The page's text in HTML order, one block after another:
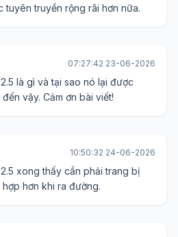
tuyên truyền rộng rãi hơn nữa.
07:27:42 23-06-2026
là gì và tại sao nó lại được
vậy. Cảm ơn bài viết!
10:50:32 24-06-2026
xong thấy cần phải trang bị
hơn khi ra đường.